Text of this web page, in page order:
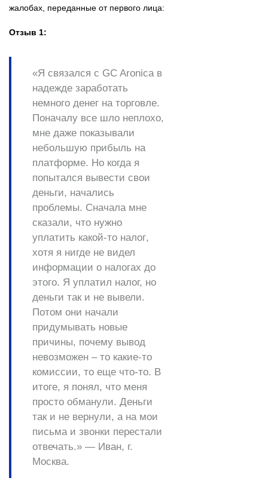
жалобах, переданные от первого лица:
Отзыв 1:
«Я связался с GC Aronicaв
надежде заработать
немного денег на торговле.
Поначалу все шло неплохо,
мне даже показывали
небольшую прибыль на
платформе. Но когда я
попытался вывести свои
деньги, начались
проблемы. Сначала мне
сказали, что нужно
уплатить какой-то налог,
хотя я нигде не видел
информации о налогах до
этого. Я уплатил налог, но
деньги так и не вывели.
Потом они начали
придумывать новые
причины, почему вывод
невозможен – то какие-то
комиссии, то еще что-то. В
итоге, я понял, что меня
просто обманули. Деньги
так и не вернули, а на мои
письма и звонки перестали
отвечать.» — Иван, г.
Москва.